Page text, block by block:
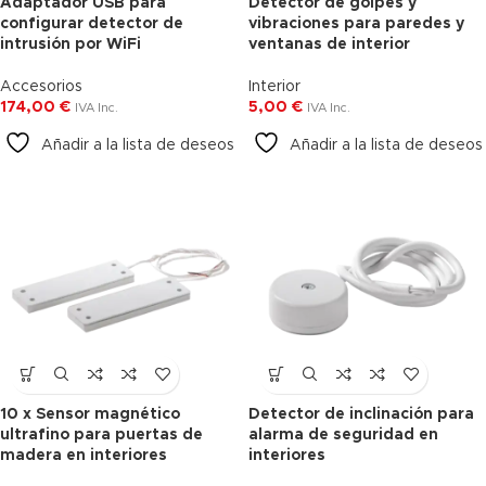
Agotado
Envío Gratis
configurar detector de
intrusión por WiFi
Accesorios
174,00 € IVA Inc.
Añadir a la lista de deseos
vibraciones para paredes y
ventanas de interior
Interior
5,00 € IVA Inc.
Añadir a la lista de deseos
10 x Sensor magnético
ultrafino para puertas de
madera en interiores
Agotado
Detector de inclinación para
alarma de seguridad en
interiores